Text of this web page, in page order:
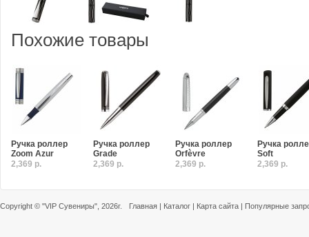
Похожие товары
Ручка роллер
Zoom Azur
2,369 р.
Ручка роллер
Grade
2,369 р.
Ручка роллер
Orfèvre
2,369 р.
Ручка
Soft
2,369 р.
Copyright © "VIP Сувениры" , 2026г. Главная | Каталог | Карта сайта | Популярные